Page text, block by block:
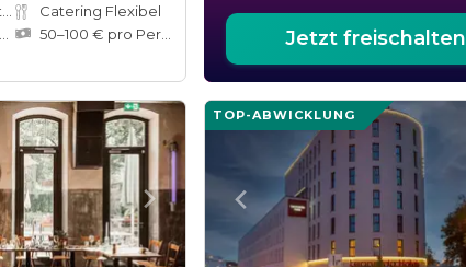
Catering Flexibel
Jetzt freischalten
TOP-ABWICKLUNG